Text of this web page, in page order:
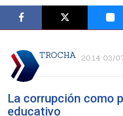
TROCHA 20:14 03/
La corrupción como
educativo